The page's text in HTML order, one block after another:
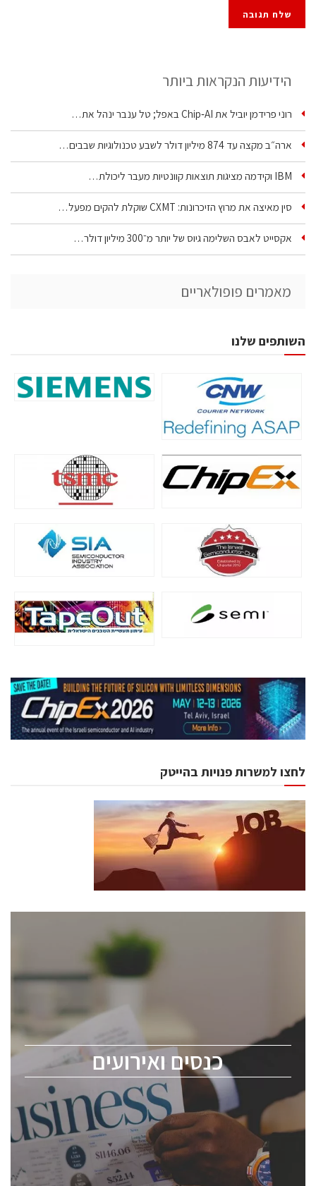
הידיעות הנקראות ביותר
רוני פרידמן יוביל את Chip‑AI באפל; טל ענבר ינהל את…
ארה״ב מקצה עד 874 מיליון דולר לשבע טכנולוגיות שבבים…
IBM וקידמה מציגות תוצאות קוונטיות מעבר ליכולת…
סין מאיצה את מרוץ הזיכרונות: CXMT שוקלת להקים מפעל…
אקסייט לאבס השלימה גיוס של יותר מ־300 מיליון דולר…
מאמרים פופולאריים
השותפים שלנו
לחצו למשרות פנויות בהייטק
כנסים ואירועים
כנסים ואירועים
לכל העוסקים בתעשיית הסמיקונדקטור כולל מהנדסים,
ChipEx2026 will be held on May 12-13, 2026. The
conference is intended for everyone involved in the
semiconductor industry, including engineers,
professional experts, and senior executives.
לחץ לפרטים